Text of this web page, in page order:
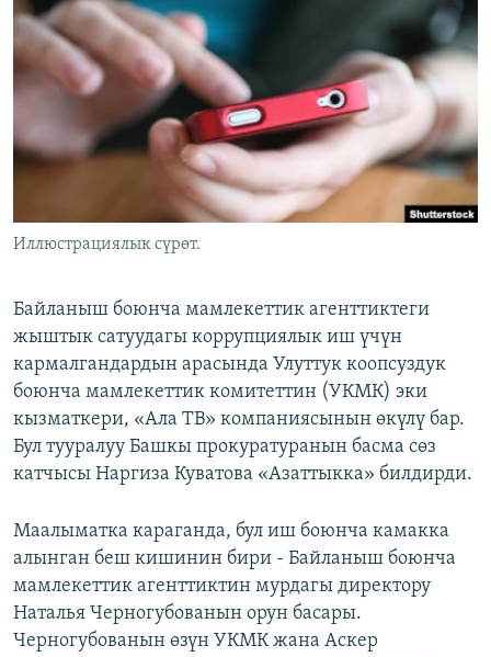
ЭЖЕ-СИҢДИЛЕР
АЗАТТЫК+
ЫҢГАЙСЫЗ СУРООЛОР
ОНЛАЙН ШЕРИНЕ
ЭЕ/АРнун бардык сайттары
Иллюстрациялык сүрөт.
Байланыш боюнча мамлекеттик агенттиктеги
жыштык сатуудагы коррупциялык иш үчүн
кармалгандардын арасында Улуттук коопсуздук
боюнча мамлекеттик комитеттин (УКМК) эки
кызматкери, «Ала ТВ» компаниясынын өкүлү бар.
Бул тууралуу Башкы прокуратуранын басма сөз
катчысы Наргиза Куватова «Азаттыкка» билдирди.
Маалыматка караганда, бул иш боюнча камакка
алынган беш кишинин бири - Байланыш боюнча
мамлекеттик агенттиктин мурдагы директору
Наталья Черногубованын орун басары.
Черногубованын өзүн УКМК жана Аскер